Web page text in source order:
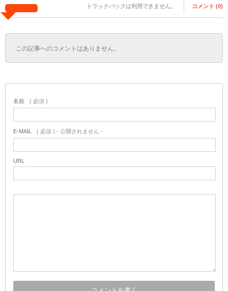
コメント トラックバックは利用できません。 コメント (0)
この記事へのコメントはありません。
名前 ( 必須 )
E-MAIL ( 必須 ) - 公開されません -
URL